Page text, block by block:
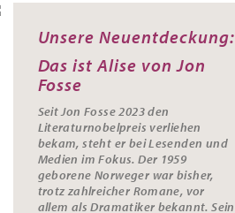
Unsere Neuentdeckung:
Das ist Alise von Jon
Fosse
Seit Jon Fosse 2023 den
Literaturnobelpreis verliehen
bekam, steht er bei Lesenden und
Medien im Fokus. Der 1959
geborene Norweger war bisher,
trotz zahlreicher Romane, vor
allem als Dramatiker bekannt. Sein